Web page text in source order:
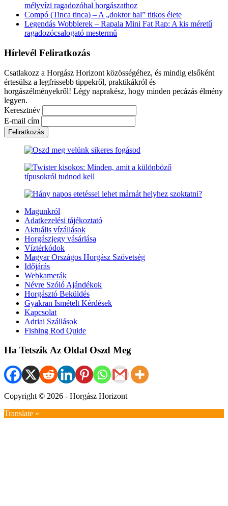
mélyvízi ragadozóhal horgászathoz
Compó (Tinca tinca) – A „doktor hal” titkos élete
Legendás Wobblerek – Rapala Mini Fat Rap: A kis méretű
ragadozócsalogató mestermű
Hírlevél Feliratkozás
Csatlakozz a Horgász Horizont közösségéhez, és mindig elsőként
értesülsz a legfrissebb tippekről, praktikákról és
horgászélményekről! Légy naprakész, hogy minden pecázás élmény
legyen.
Keresztnév
E-mail cím
Magunkról
Adatkezelési tájékoztató
Aktuális vízállások
Horgászjegy vásárlása
Víztérkódok
Magyar Országos Horgász Szövetség
Időjárás
Webkamerák
Névre Szóló Ajándékok
Horgásztó Beküldés
Gyakran Ismételt Kérdések
Kapcsolat
Adriai Szállások
Fishing Rod Quide
Ha Tetszik Az Oldal Oszd Meg
Copyright © 2026 - Horgász Horizont
Translate »